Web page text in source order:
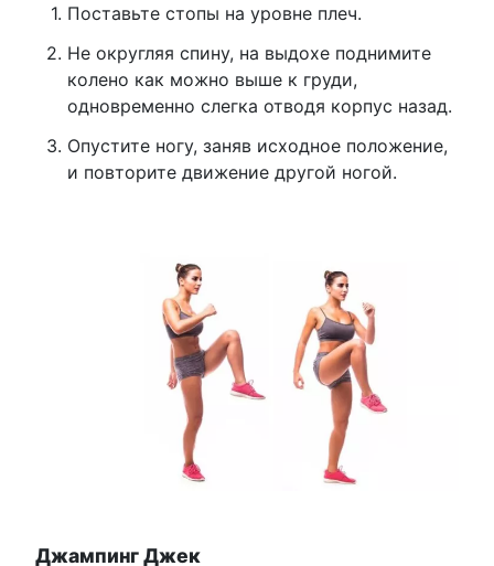
Поставьте стопы на уровне плеч.
Не округляя спину, на выдохе поднимите
колено как можно выше к груди,
одновременно слегка отводя корпус назад.
Опустите ногу, заняв исходное положение,
и повторите движение другой ногой.
Джампинг Джек